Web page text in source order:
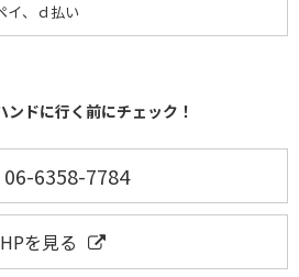
イ、ｄ払い
ンドに行く前にチェック！
06-6358-7784
HPを見る